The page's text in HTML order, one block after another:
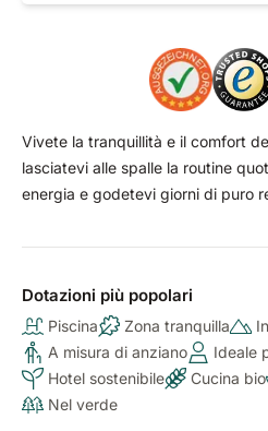
Vivete la tranquillità e il comfort
lasciatevi alle spalle la routine
energia e godetevi giorni di puro
Dotazioni più popolari
Piscina Zona tranquilla
A misura di anziano
Ideale
Hotel sostenibile
Cucina bio
Nel verde